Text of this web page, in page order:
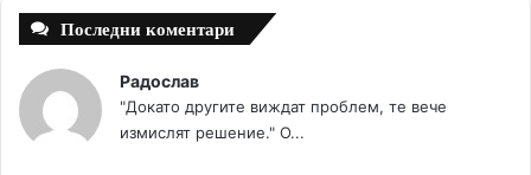
Последни коментари
Радослав
"Докато другите виждат проблем, те вече
измислят решение." О...